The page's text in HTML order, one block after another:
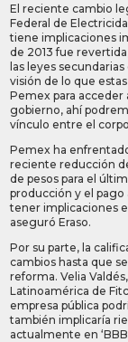
El reciente cambio
Federal de
tiene implicaciones
de 2013 fue
las leyes
visión de lo que
Pemex para
gobierno, ahí
vínculo entre el
Pemex ha
reciente reducción
de pesos para el
producción y el pago
tener implicaciones
aseguró Eraso.
Por su parte, la
cambios hasta que
reforma. Velia
Latinoamérica de
empresa pública
también implicaría
actualmente en